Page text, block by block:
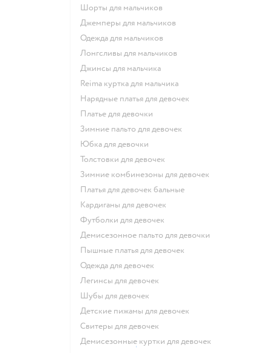
Шорты для мальчиков
Джемперы для мальчиков
Одежда для мальчиков
Лонгсливы для мальчиков
Джинсы для мальчика
Reima куртка для мальчика
Нарядные платья для девочек
Платье для девочки
Зимние пальто для девочек
Юбка для девочки
Толстовки для девочек
Зимние комбинезоны для девочек
Платья для девочек бальные
Кардиганы для девочек
Футболки для девочек
Демисезонное пальто для девочки
Пышные платья для девочек
Одежда для девочек
Легинсы для девочек
Шубы для девочек
Детские пижамы для девочек
Свитеры для девочек
Демисезонные куртки для девочек